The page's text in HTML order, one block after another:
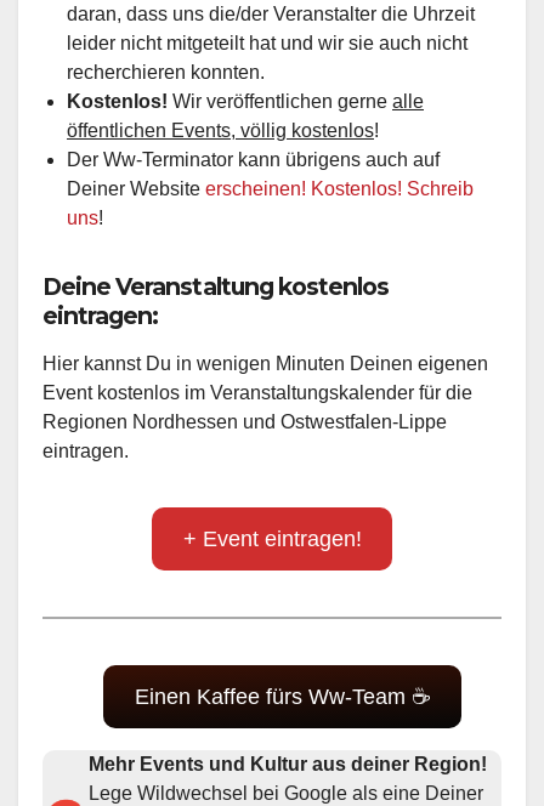
daran, dass uns die/der Veranstalter die Uhrzeit
leider nicht mitgeteilt hat und wir sie auch nicht
recherchieren konnten.
Kostenlos! Wir veröffentlichen gerne alle
öffentlichen Events, völlig kostenlos!
Der Ww-Terminator kann übrigens auch auf
Deiner Website erscheinen! Kostenlos! Schreib
uns!
Deine Veranstaltung kostenlos
eintragen:
Hier kannst Du in wenigen Minuten Deinen eigenen
Event kostenlos im Veranstaltungskalender für die
Regionen Nordhessen und Ostwestfalen-Lippe
eintragen.
+ Event eintragen!
Einen Kaffee fürs Ww-Team ☕
Mehr Events und Kultur aus deiner Region!
Lege Wildwechsel bei Google als eine Deiner